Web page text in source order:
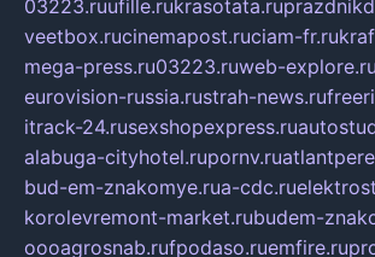
03223.ruufille.rukrasotata.ru
veetbox.rucinemapost.ruciam-fr.ru
mega-press.ru03223.ruweb-explore.ru
eurovision-russia.rustrah-news.ru
itrack-24.rusexshopexpress.ru
alabuga-cityhotel.rupornv.ru
bud-em-znakomye.rua-cdc.ru
korolevremont-market.rubudem-
oooagrosnab.rufpodaso.ruemfire.ru